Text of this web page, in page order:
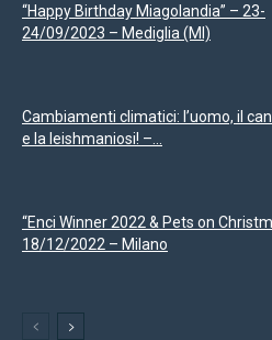
“Happy Birthday Miagolandia” – 23-
24/09/2023 – Mediglia (MI)
Cambiamenti climatici: l’uomo, il
e la leishmaniosi! –...
“Enci Winner 2022 & Pets on
18/12/2022 – Milano